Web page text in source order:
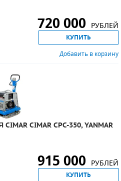
720 000 РУБЛЕЙ
КУПИТЬ
Добавить в корзину
CIMAR CPC-350, YANMAR
915 000 РУБЛЕЙ
КУПИТЬ